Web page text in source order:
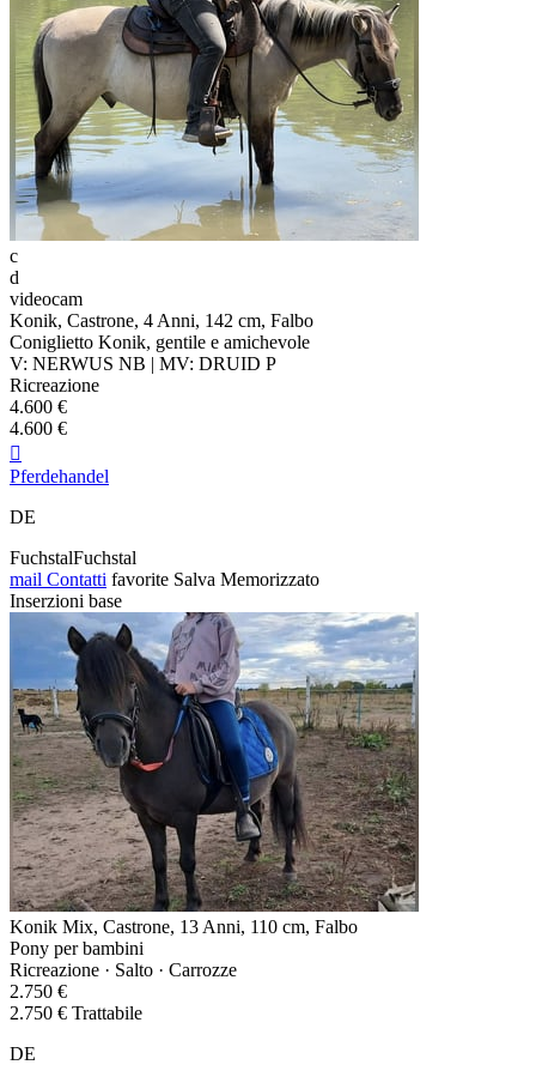
c
d
videocam
Konik, Castrone, 4 Anni, 142 cm, Falbo
Coniglietto Konik, gentile e amichevole
V: NERWUS NB | MV: DRUID P
Ricreazione
4.600 €
4.600 €

Pferdehandel
DE
FuchstalFuchstal
mail Contatti favorite Salva Memorizzato
Inserzioni base
Konik Mix, Castrone, 13 Anni, 110 cm, Falbo
Pony per bambini
Ricreazione · Salto · Carrozze
2.750 €
2.750 € Trattabile
DE